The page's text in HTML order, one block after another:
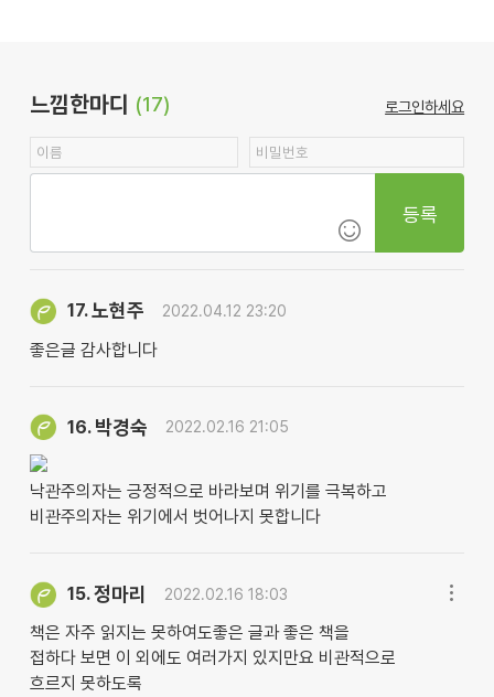
느낌한마디 (17) 로그인하세요
등록
17.노현주 2022.04.12 23:20
좋은글 감사합니다
16. 박경숙 2022.02.16 21:05
낙관주의자는 긍정적으로 바라보며 위기를 극복하고
비관주의자는 위기에서 벗어나지 못합니다
15.정마리 2022.02.16 18:03
책은 자주 읽지는 못하여도좋은 글과 좋은 책을
접하다 보면 이 외에도 여러가지 있지만요 비관적으로
흐르지 못하도록